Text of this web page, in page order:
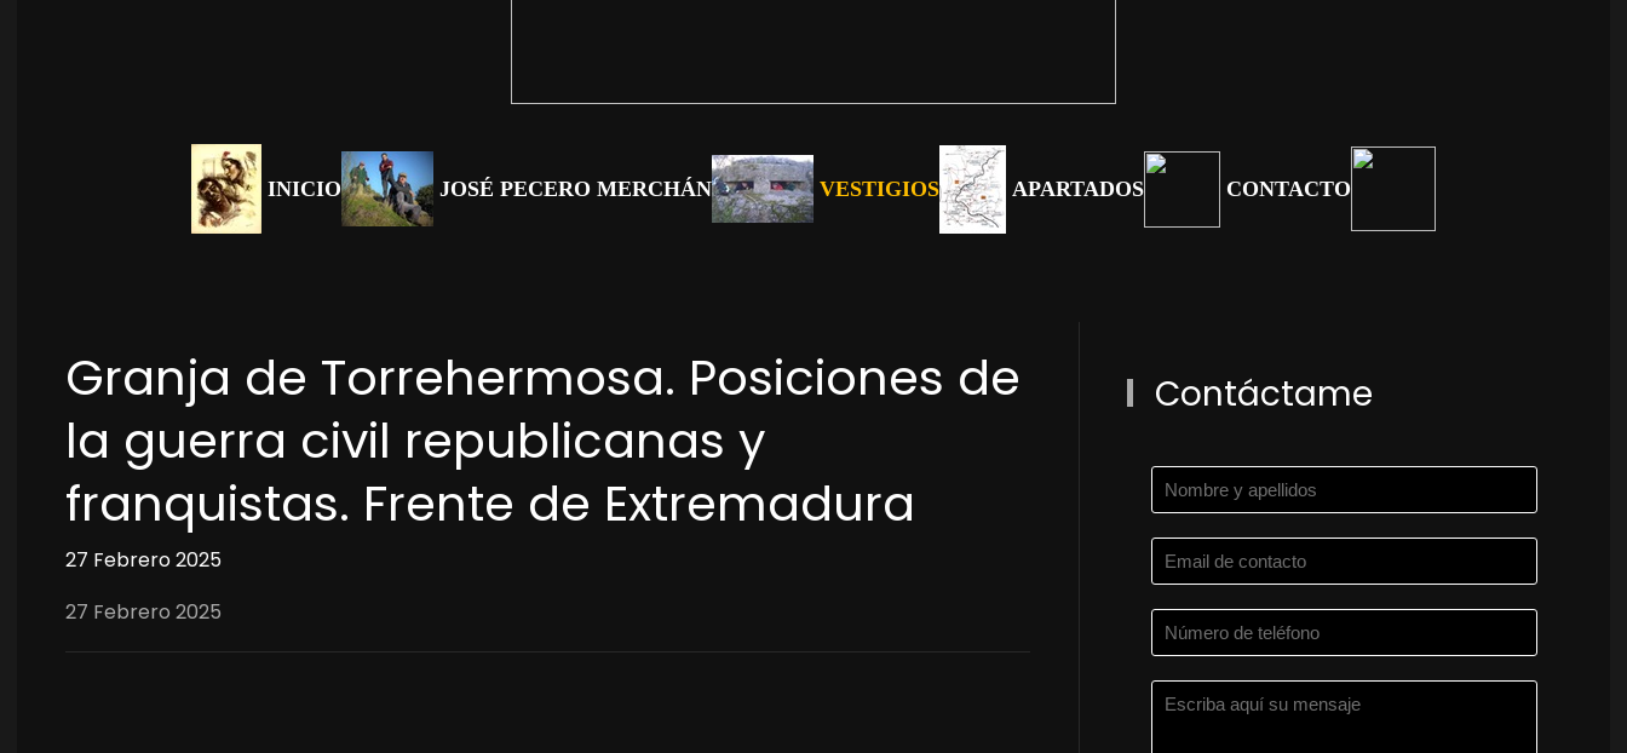
INICIO JOSÉ PECERO MERCHÁN VESTIGIOS APARTADOS CONTACTO
Granja de Torrehermosa. Posiciones de
la guerra civil republicanas y
franquistas. Frente de Extremadura
27 Febrero 2025
27 Febrero 2025
Contáctame